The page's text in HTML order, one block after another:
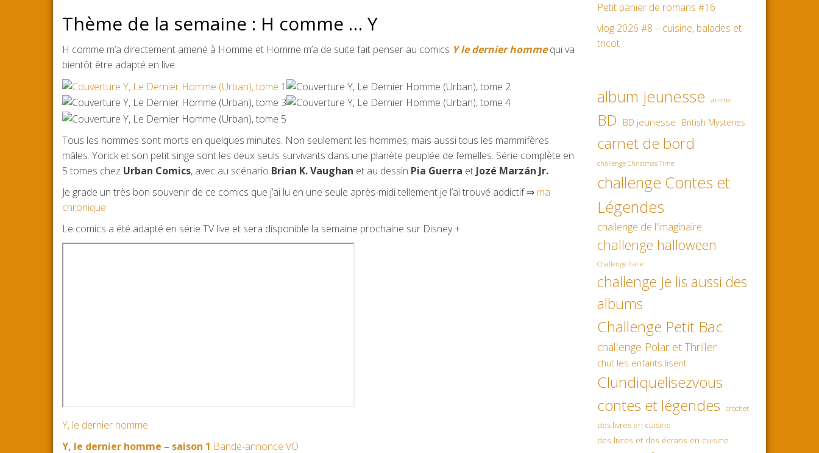
Thème de la semaine : H comme … Y
H comme m’a directement amené à Homme et Homme m’a de suite fait penser au comics Y le dernier homme qui va
bientôt être adapté en live.
Tous les hommes sont morts en quelques minutes. Non seulement les hommes, mais aussi tous les mammifères
mâles. Yorick et son petit singe sont les deux seuls survivants dans une planète peuplée de femelles. Série complète en
5 tomes chez Urban Comics, avec au scénario Brian K. Vaughan et au dessin Pia Guerra et Jozé Marzán Jr.
Je grade un très bon souvenir de ce comics que j’ai lu en une seule après-midi tellement je l’ai trouvé addictif ⇒ ma
chronique
Le comics a été adapté en série TV live et sera disponible la semaine prochaine sur Disney +
Y, le dernier homme
Y, le dernier homme – saison 1 Bande-annonce VO
Petit panier de romans #16
vlog 2026 #8 – cuisine, balades et
tricot
album jeunesse anime
BD BD jeunesse British Mysteries
carnet de bord
challenge Christmas Time
challenge Contes et
Légendes
challenge de l'imaginaire
challenge halloween
Challenge Italie
challenge Je lis aussi des
albums
Challenge Petit Bac
challenge Polar et Thriller
chut les enfants lisent
Clundiquelisezvous
contes et légendes
crochet
des livres en cuisine
des livres et des écrans en cuisine